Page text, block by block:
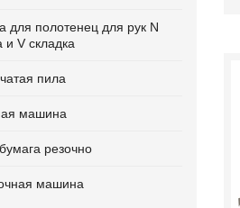
для полотенец для рук N
и V складка
пила
машина
резочно
машина